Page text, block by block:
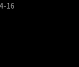
16